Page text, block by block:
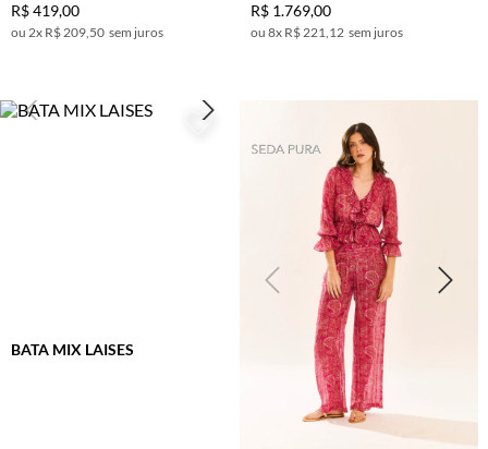
R$419,00
2x R$ 209,50 sem juros
R$ 1.769,00
8x R$ 221,12 sem juros
BATA MIX LAISES